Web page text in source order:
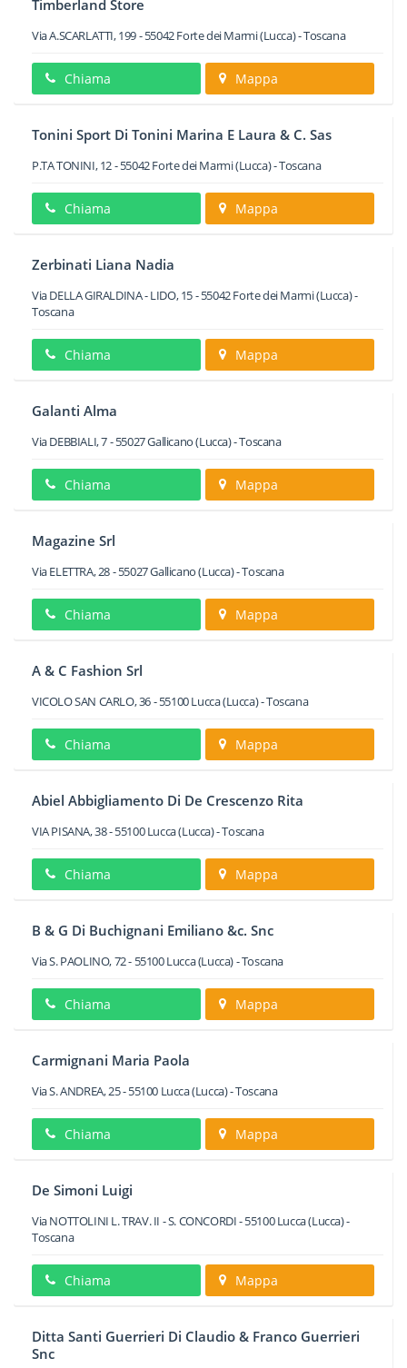
Timberland Store
Via A.SCARLATTI, 199-55042Forte dei Marmi(Lucca) -Toscana
Chiama Mappa
Tonini Sport Di Tonini Marina E Laura & C. Sas
P.TA TONINI, 12-55042Forte dei Marmi(Lucca) -Toscana
Chiama Mappa
Zerbinati Liana Nadia
Via DELLA GIRALDINA - LIDO, 15-55042Forte dei Marmi(Lucca) -
Toscana
Chiama Mappa
Galanti Alma
Via DEBBIALI, 7-55027Gallicano(Lucca) -Toscana
Chiama Mappa
Magazine Srl
Via ELETTRA, 28-55027Gallicano(Lucca) -Toscana
Chiama Mappa
A & C Fashion Srl
VICOLO SAN CARLO, 36-55100Lucca(Lucca) -Toscana
Chiama Mappa
Abiel Abbigliamento Di De Crescenzo Rita
VIA PISANA, 38-55100 Lucca(Lucca) -Toscana
Chiama Mappa
B & G Di Buchignani Emiliano &c. Snc
Via S. PAOLINO, 72- 55100Lucca(Lucca) -Toscana
Chiama Mappa
Carmignani Maria Paola
Via S. ANDREA, 25-55100 Lucca(Lucca) -Toscana
Chiama Mappa
De Simoni Luigi
Via NOTTOLINI L. TRAV. II - S. CONCORDI-55100 Lucca(Lucca) -
Toscana
Chiama Mappa
Ditta Santi Guerrieri Di Claudio & Franco Guerrieri
Snc